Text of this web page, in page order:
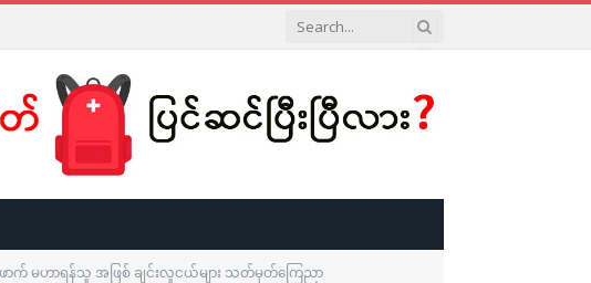
ောက် မဟာရန်သူ အဖြစ် ချင်းလူငယ်များ သတ်မှတ်ကြေညာ